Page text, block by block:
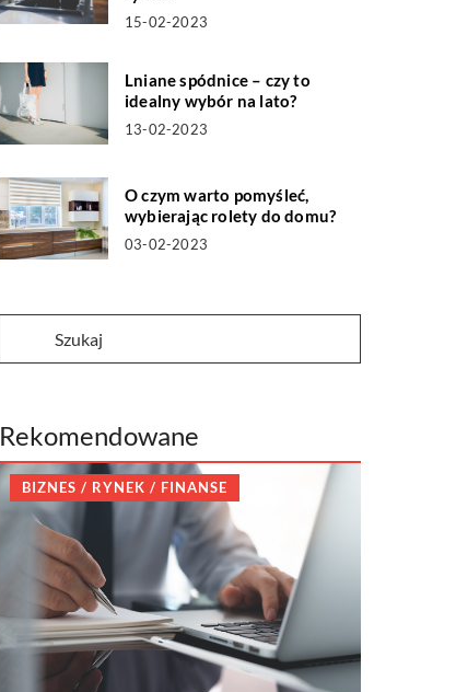
15-02-2023
Lniane spódnice – czy to
idealny wybór na lato?
13-02-2023
O czym warto pomyśleć,
wybierając rolety do domu?
03-02-2023
Rekomendowane
BIZNES / RYNEK / FINANSE